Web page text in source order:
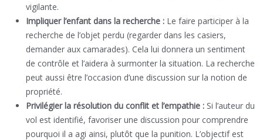
vigilante.
Impliquer l’enfant dans la recherche : Le faire participer à la
recherche de l’objet perdu (regarder dans les casiers,
demander aux camarades). Cela lui donnera un sentiment
de contrôle et l’aidera à surmonter la situation. La recherche
peut aussi être l’occasion d’une discussion sur la notion de
propriété.
Privilégier la résolution du conflit et l’empathie : Si l’auteur du
vol est identifié, favoriser une discussion pour comprendre
pourquoi il a agi ainsi, plutôt que la punition. L’objectif est